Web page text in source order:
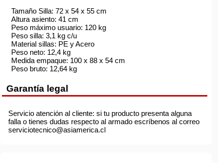
Tamaño Silla: 72 x 54 x 55 cm
Altura asiento: 41 cm
Peso máximo usuario: 120 kg
Peso silla: 3,1 kg c/u
Material sillas: PE y Acero
Peso neto: 12,4 kg
Medida empaque: 100 x 88 x 54 cm
Peso bruto: 12,64 kg
Garantía legal
Servicio atención al cliente: si tu producto presenta alguna
falla o tienes dudas respecto al armado escríbenos al correo
serviciotecnico@asiamerica.cl